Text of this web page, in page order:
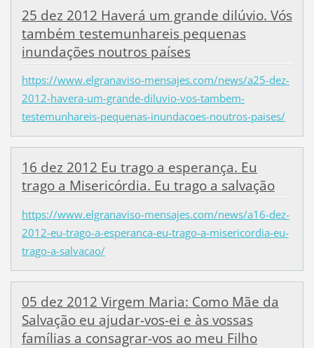
25 dez 2012 Haverá um grande dilúvio. Vós
também testemunhareis pequenas
inundações noutros países
https://www.elgranaviso-mensajes.com/news/a25-dez-
2012-havera-um-grande-diluvio-vos-tambem-
testemunhareis-pequenas-inundacoes-noutros-paises/
16 dez 2012 Eu trago a esperança. Eu
trago a Misericórdia. Eu trago a salvação
https://www.elgranaviso-mensajes.com/news/a16-dez-
2012-eu-trago-a-esperanca-eu-trago-a-misericordia-eu-
trago-a-salvacao/
05 dez 2012 Virgem Maria: Como Mãe da
Salvação eu ajudar-vos-ei e às vossas
famílias a consagrar-vos ao meu Filho